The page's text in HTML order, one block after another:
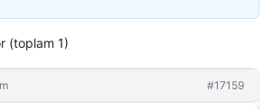
(toplam 1)
#17159